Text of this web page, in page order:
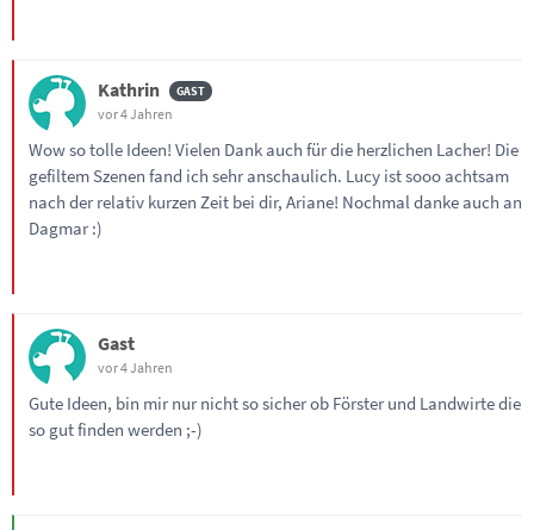
Kathrin
vor 4 Jahren
Wow so tolle Ideen! Vielen Dank auch für die herzlichen Lacher! Die
gefiltem Szenen fand ich sehr anschaulich. Lucy ist sooo achtsam
nach der relativ kurzen Zeit bei dir, Ariane! Nochmal danke auch an
Dagmar :)
Gast
vor 4 Jahren
Gute Ideen, bin mir nur nicht so sicher ob Förster und Landwirte die
so gut finden werden ;-)